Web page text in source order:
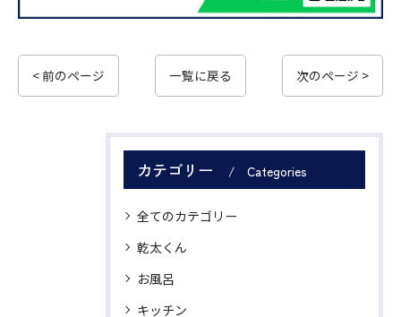
< 前のページ 一覧に戻る 次のページ >
カテゴリー Categories
全てのカテゴリー
乾太くん
お風呂
キッチン